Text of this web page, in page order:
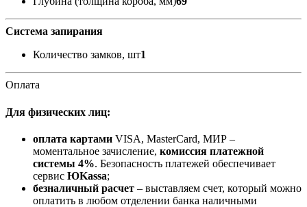
Система запирания
Количество замков, шт1
Оплата
Для физических лиц:
оплата картами VISA, MasterCard, МИР –
моментальное зачисление, комиссия платежной
системы 4%. Безопасность платежей обеспечивает
сервис ЮKassa;
безналичный расчет – выставляем счет, который можно
оплатить в любом отделении банка наличными